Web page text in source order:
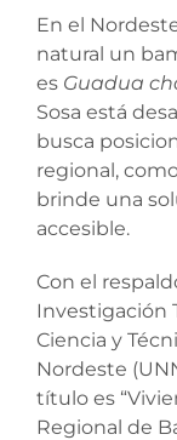
En el
natural un
es Guadua
Sosa está
busca
regional,
brinde una
accesible.
Con el
Investigación
Ciencia y
Nordeste
título es
Regional de